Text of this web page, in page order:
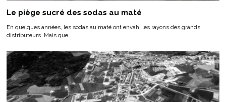
Le piège sucré des sodas au maté
En quelques années, les sodas au maté ont envahi les rayons des grands
distributeurs. Mais que